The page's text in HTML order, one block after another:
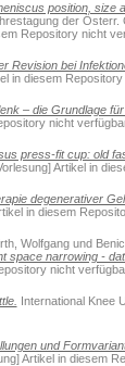
position, size
der Österr.
Repository nicht
Revision bei
in diesem
– die Grundlage
nicht
press-fit cup: old
Artikel in
degenerativer
in diesem
Wolfgangund
space narrowing -
nicht
International Knee
und
Artikel in diesem